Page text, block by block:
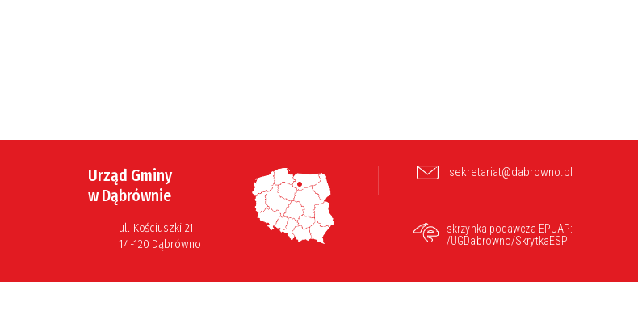
Urząd Gminy
w Dąbrównie
ul. Kościuszki 21
14-120 Dąbrówno
sekretariat@dabrowno.pl
skrzynka podawcza EPUAP:
/UGDabrowno/SkrytkaESP